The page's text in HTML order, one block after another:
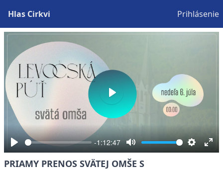
Hlas Cirkvi Prihlásenie
Play
-1:12:47
Mute Settings
Play
PRIAMY PRENOS SVÄTEJ OMŠE S